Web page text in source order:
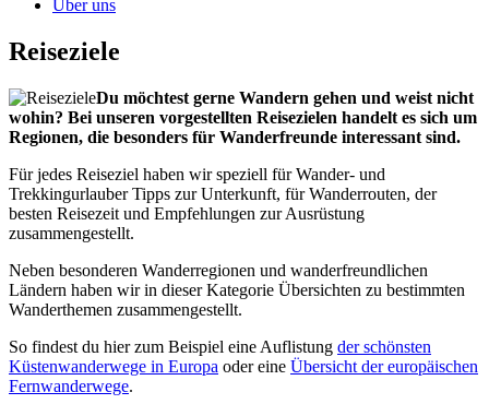
Über uns
Reiseziele
Du möchtest gerne Wandern gehen und weist nicht
wohin? Bei unseren vorgestellten Reisezielen handelt es sich um
Regionen, die besonders für Wanderfreunde interessant sind.
Für jedes Reiseziel haben wir speziell für Wander- und
Trekkingurlauber Tipps zur Unterkunft, für Wanderrouten, der
besten Reisezeit und Empfehlungen zur Ausrüstung
zusammengestellt.
Neben besonderen Wanderregionen und wanderfreundlichen
Ländern haben wir in dieser Kategorie Übersichten zu bestimmten
Wanderthemen zusammengestellt.
So findest du hier zum Beispiel eine Auflistung der schönsten
Küstenwanderwege in Europa oder eine Übersicht der europäischen
Fernwanderwege.